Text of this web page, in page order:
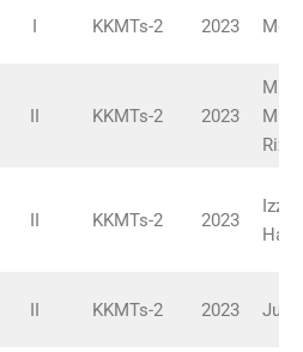
KKMTs-2 2023
KKMTs-2 2023
KKMTs-2 2023
KKMTs-2 2023